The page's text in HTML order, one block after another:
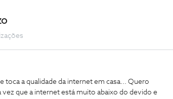
toca a qualidade da internet em casa... Quero
que a internet está muito abaixo do devido e